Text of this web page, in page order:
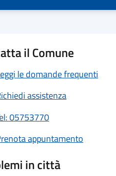
il Comune
le domande frequenti
assistenza
05753770
appuntamento
in città